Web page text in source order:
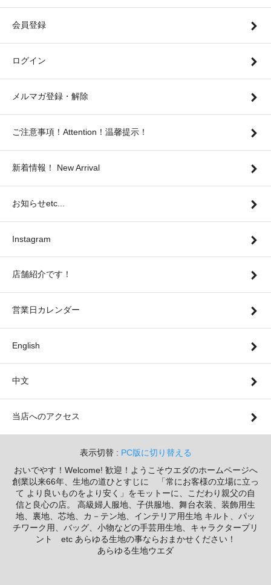
会員登録
ログイン
メルマガ登録・解除
ご注意事項！Attention！温馨提示！
新着情報！ New Arrival
お知らせetc...
Instagram
店舗紹介です！
営業日カレンダー
English
中文
当店へのアクセス
表示切替 : PC版に切り替える
おいでやす！Welcome! 歓迎！ようこそウエダのホームページへ
創業以来66年、生地の道ひとすじに 「常にお客様の立場に立っ
て より良いものをより安く」をモットーに、こだわり親父の自
信と良心の店。 高級婦人服地、子供服地、舞台衣装、装飾用生
地、裏地、芯地、カ－テン地、インテリア用生地 キルト、パッ
チワーク用、バッグ、小物などの手芸用生地、キャラクタープリ
ント etc あらゆる生地の事ならおまかせください！
あらゆる生地ウエダ